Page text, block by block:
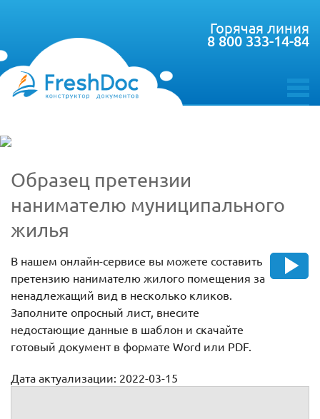
toggle
Горячая линия
8 800 333-14-84
Образец претензии
нанимателю муниципального
жилья
В нашем онлайн-сервисе вы можете составить
претензию нанимателю жилого помещения за
ненадлежащий вид в несколько кликов.
Заполните опросный лист, внесите
недостающие данные в шаблон и скачайте
готовый документ в формате Word или PDF.
Дата актуализации: 2022-03-15